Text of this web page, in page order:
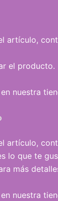
artículo,
el producto.
nuestra
artículo,
lo que te
más
nuestra